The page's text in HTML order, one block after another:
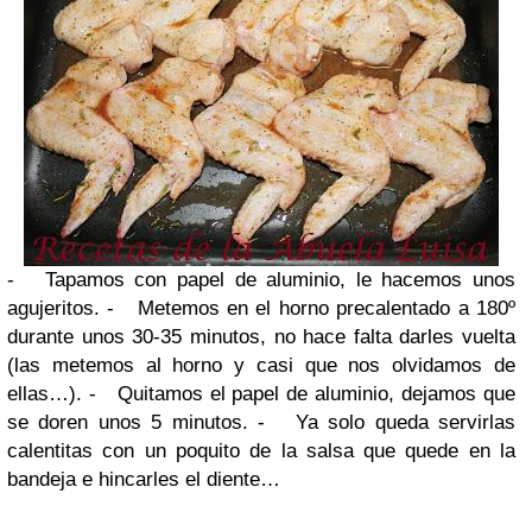
-
Tapamos con papel de aluminio, le hacemos unos
agujeritos.-
Metemos en el horno precalentado a 180º
durante unos 30-35 minutos, no hace falta darles vuelta
(las metemos al horno y casi que nos olvidamos de
ellas…). -
Quitamos el papel de aluminio, dejamos que
se doren unos 5 minutos. -
Ya solo queda servirlas
calentitas con un poquito de la salsa que quede en la
bandeja e hincarles el diente…